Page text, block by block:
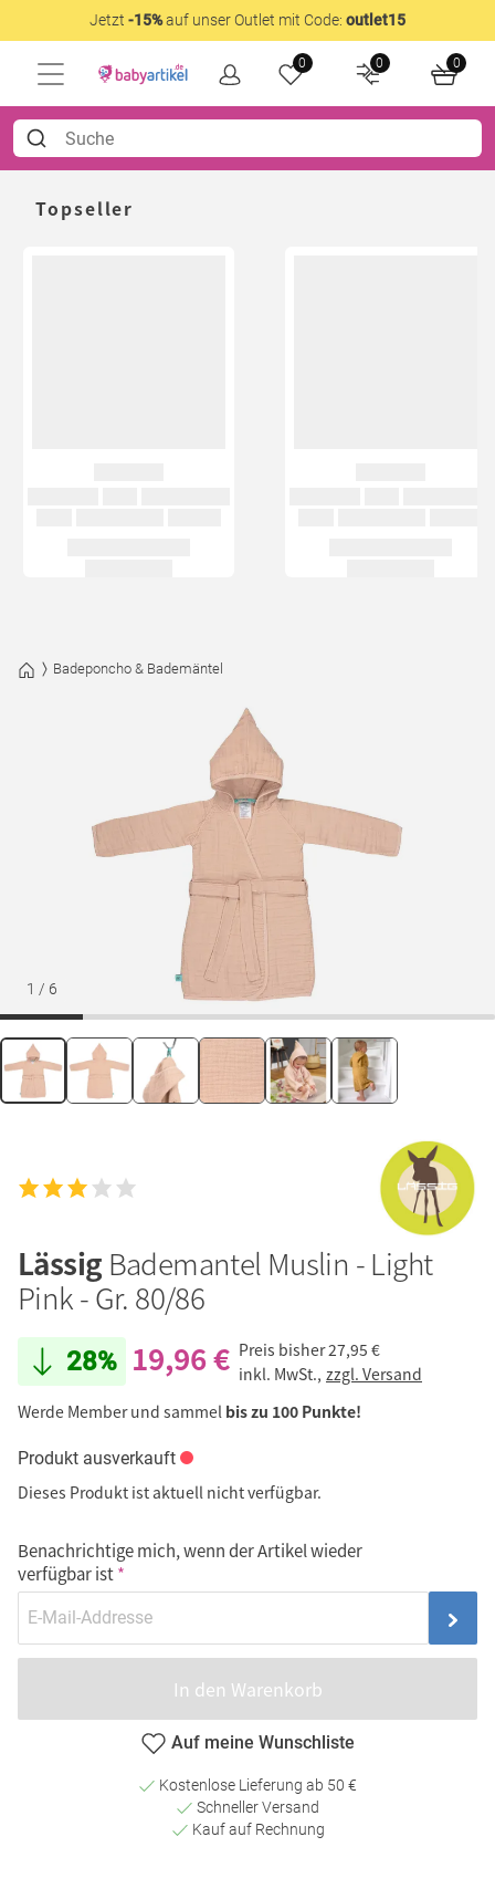
Jetzt -15%auf unser Outlet mit Code: outlet15
0 0 0
Topseller
Badeponcho & Bademäntel
1 / 6
Lässig Bademantel Muslin - Light
Pink - Gr. 80/86
28% 19,96 € Preis bisher27,95 €
inkl. MwSt., zzgl. Versand
Werde Member und sammel bis zu 100 Punkte!
Produkt ausverkauft
Dieses Produkt ist aktuell nicht verfügbar.
Benachrichtige mich, wenn der Artikel wieder
verfügbar ist
In den Warenkorb
Auf meine Wunschliste
Kostenlose Lieferung ab 50 €
Schneller Versand
Kauf auf Rechnung